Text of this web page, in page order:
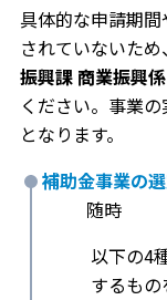
具体的な申請期
されていないた
振興課 商業振興係
ください。事業
となります。
補助金事業の
随時
以下の4
するもの